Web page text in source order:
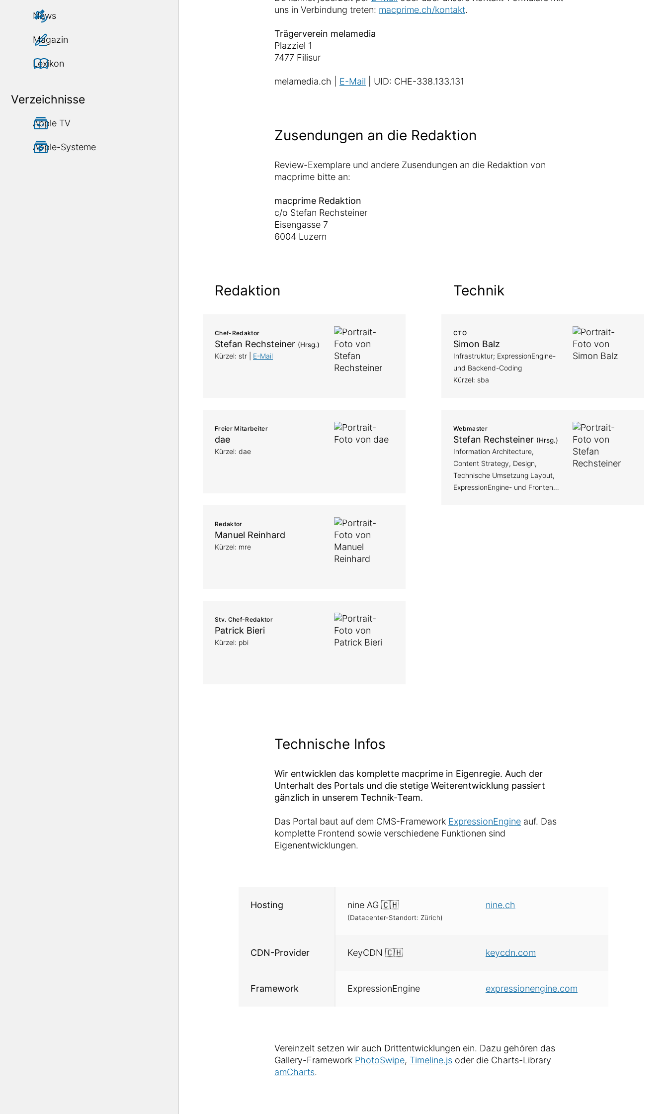
News
Magazin
Lexikon
Verzeichnisse
Apple TV
Apple-Systeme
uns in Verbindung treten: macprime.ch/kontakt.
Trägerverein melamedia
Plazziel 1
7477 Filisur
melamedia.ch | E-Mail | UID: CHE-338.133.131
Zusendungen an die Redaktion
Review-Exemplare und andere Zusendungen an die Redaktion von
macprime bitte an:
macprime Redaktion
c/o Stefan Rechsteiner
Eisengasse 7
6004 Luzern
Redaktion
Chef-Redaktor
Stefan Rechsteiner (Hrsg.)
Kürzel: str | E-Mail
Freier Mitarbeiter
dae
Kürzel: dae
Redaktor
Manuel Reinhard
Kürzel: mre
Stv. Chef-Redaktor
Patrick Bieri
Kürzel: pbi
Technik
CTO
Simon Balz
Infrastruktur; ExpressionEngine-
und Backend-Coding
Kürzel: sba
Webmaster
Stefan Rechsteiner (Hrsg.)
Information Architecture,
Content Strategy, Design,
Technische Umsetzung Layout,
ExpressionEngine- und Frontend-
Technische Infos
Wir entwicklen das komplette macprime in Eigenregie. Auch der
Unterhalt des Portals und die stetige Weiterentwicklung passiert
gänzlich in unserem Technik-Team.
Das Portal baut auf dem CMS-Framework ExpressionEngineauf. Das
komplette Frontend sowie verschiedene Funktionen sind
Eigenentwicklungen.
Hosting
nine AG 🇨🇭
(Datacenter-Standort: Zürich)
nine.ch
CDN-Provider KeyCDN 🇨🇭 keycdn.com
Framework ExpressionEngine expressionengine.com
Vereinzelt setzen wir auch Drittentwicklungen ein. Dazu gehören das
Gallery-Framework PhotoSwipe, Timeline.jsoder die Charts-Library
amCharts.